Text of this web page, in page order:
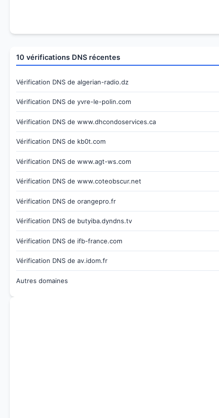
10 vérifications DNS récentes
Vérification DNS de algerian-radio.dz
Vérification DNS de yvre-le-polin.com
Vérification DNS de www.dhcondoservices.ca
Vérification DNS de kb0t.com
Vérification DNS de www.agt-ws.com
Vérification DNS de www.coteobscur.net
Vérification DNS de orangepro.fr
Vérification DNS de butyiba.dyndns.tv
Vérification DNS de ifb-france.com
Vérification DNS de av.idom.fr
Autres domaines